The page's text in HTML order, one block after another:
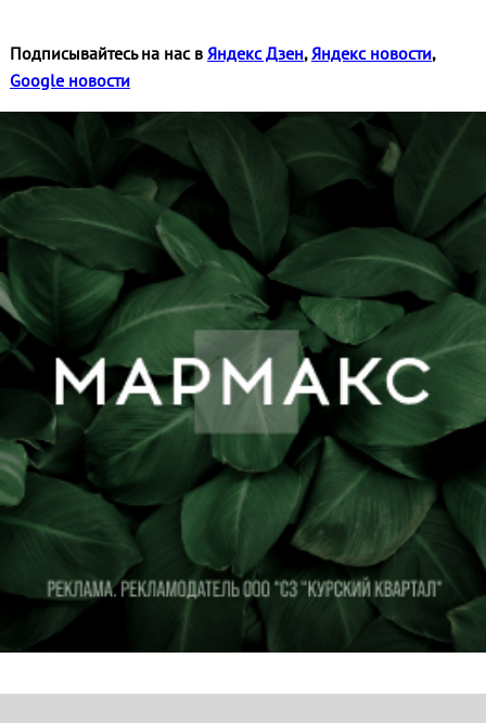
Подписывайтесь на нас в Яндекс Дзен, Яндекс новости,
Google новости